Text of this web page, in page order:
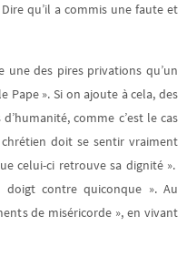
qu’il a commis une faute et
des pires privations qu’un
Pape ». Si on ajoute à cela, des
comme c’est le cas
doit se sentir vraiment
celui-ci retrouve sa dignité ».
contre quiconque ». Au
de miséricorde », en vivant